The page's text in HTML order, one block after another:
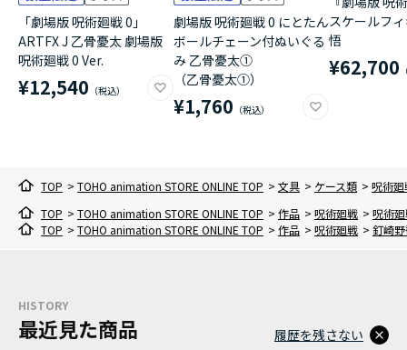
「劇場版 呪術廻戦 0」
ARTFX J 乙骨憂太 劇場版
呪術廻戦 0 Ver.
¥12,540
劇場版 呪術廻戦 0 にとたん
ボールチェーン付ぬいぐる
み 乙骨憂太①
（乙骨憂太①）
¥1,760
スケールフ
悟
¥62,700
TOP > TOHO animation STORE ONLINE TOP > 文具 > ケース類 > 呪術廻
TOP > TOHO animation STORE ONLINE TOP > 作品 > 呪術廻戦 > 呪術
TOP > TOHO animation STORE ONLINE TOP > 作品 > 呪術廻戦 > 釘崎
HISTORY
最近見た商品 履歴を残さない